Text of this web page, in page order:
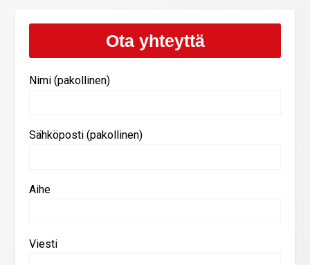
Ota yhteyttä
Nimi (pakollinen)
Sähköposti (pakollinen)
Aihe
Viesti